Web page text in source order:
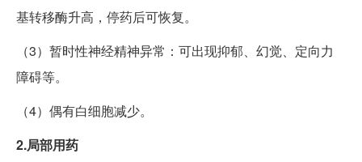
基转移酶升高，停药后可恢复。
（3）暂时性神经精神异常：可出现抑郁、幻觉、定向力
障碍等。
（4）偶有白细胞减少。
2.局部用药